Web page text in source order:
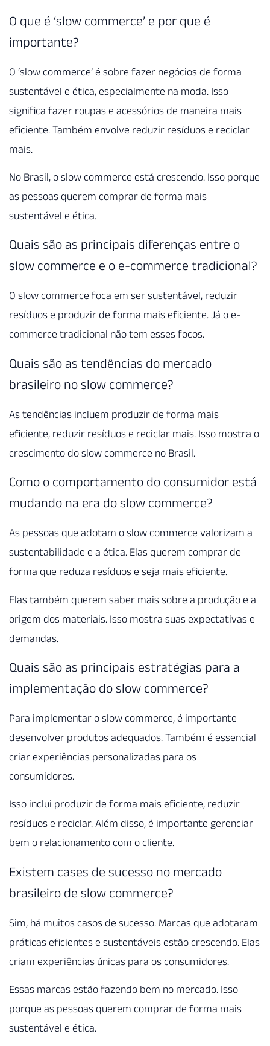
O que é ‘slow commerce’ e por que é
importante?
O ‘slow commerce’ é sobre fazer negócios de forma
sustentável e ética, especialmente na moda. Isso
significa fazer roupas e acessórios de maneira mais
eficiente. Também envolve reduzir resíduos e reciclar
mais.
No Brasil, o slow commerce está crescendo. Isso porque
as pessoas querem comprar de forma mais
sustentável e ética.
Quais são as principais diferenças entre o
slow commerce e o e-commerce tradicional?
O slow commerce foca em ser sustentável, reduzir
resíduos e produzir de forma mais eficiente. Já o e-
commerce tradicional não tem esses focos.
Quais são as tendências do mercado
brasileiro no slow commerce?
As tendências incluem produzir de forma mais
eficiente, reduzir resíduos e reciclar mais. Isso mostra o
crescimento do slow commerce no Brasil.
Como o comportamento do consumidor está
mudando na era do slow commerce?
As pessoas que adotam o slow commerce valorizam a
sustentabilidade e a ética. Elas querem comprar de
forma que reduza resíduos e seja mais eficiente.
Elas também querem saber mais sobre a produção e a
origem dos materiais. Isso mostra suas expectativas e
demandas.
Quais são as principais estratégias para a
implementação do slow commerce?
Para implementar o slow commerce, é importante
desenvolver produtos adequados. Também é essencial
criar experiências personalizadas para os
consumidores.
Isso inclui produzir de forma mais eficiente, reduzir
resíduos e reciclar. Além disso, é importante gerenciar
bem o relacionamento com o cliente.
Existem cases de sucesso no mercado
brasileiro de slow commerce?
Sim, há muitos casos de sucesso. Marcas que adotaram
práticas eficientes e sustentáveis estão crescendo. Elas
criam experiências únicas para os consumidores.
Essas marcas estão fazendo bem no mercado. Isso
porque as pessoas querem comprar de forma mais
sustentável e ética.